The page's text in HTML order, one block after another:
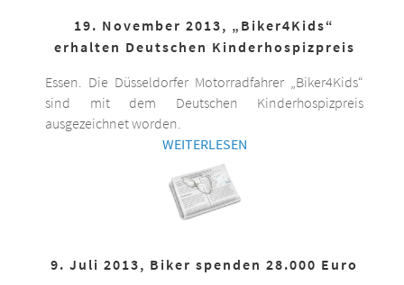
19. November 2013, „Biker4Kids“
erhalten Deutschen Kinderhospizpreis
Essen. Die Düsseldorfer Motorradfahrer „Biker4Kids“
sind mit dem Deutschen Kinderhospizpreis
ausgezeichnet worden.
WEITERLESEN
9. Juli 2013, Biker spenden 28.000 Euro